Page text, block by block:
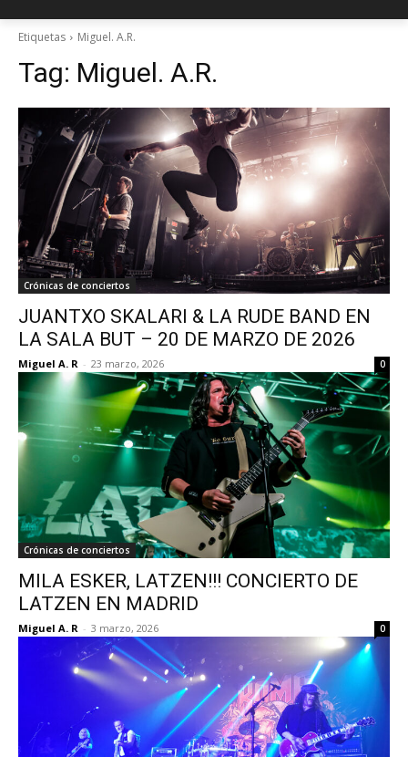
Etiquetas Miguel. A.R.
Tag: Miguel. A.R.
Crónicas de conciertos
JUANTXO SKALARI & LA RUDE BAND EN
LA SALA BUT – 20 DE MARZO DE 2026
Miguel A. R - 23 marzo, 2026 0
Crónicas de conciertos
MILA ESKER, LATZEN!!! CONCIERTO DE
LATZEN EN MADRID
Miguel A. R - 3 marzo, 2026 0